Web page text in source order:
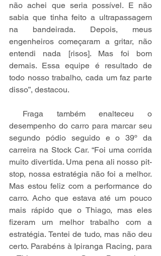
não achei que seria possível. E não
sabia que tinha feito a ultrapassagem
na bandeirada. Depois, meus
engenheiros começaram a gritar, não
entendi nada [risos]. Mas foi bom
demais. Essa equipe é resultado de
todo nosso trabalho, cada um faz parte
disso”, destacou.
desempenho do carro para marcar seu
segundo pódio seguido e o 39º da
carreira na Stock Car. “Foi uma corrida
muito divertida. Uma pena ali nosso pit-
stop, nossa estratégia não foi a melhor.
Mas estou feliz com a performance do
carro. Acho que estava até um pouco
mais rápido que o Thiago, mas eles
fizeram um melhor trabalho com a
estratégia. Tentei de tudo, mas não deu
certo. Parabéns à Ipiranga Racing, para